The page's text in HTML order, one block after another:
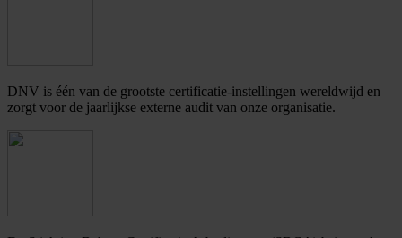
DNV is één van de grootste certificatie-instellingen wereldwijd en
zorgt voor de jaarlijkse externe audit van onze organisatie.